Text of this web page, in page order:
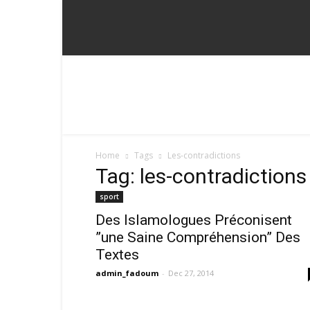
Home Tags Les-contradictions
Tag: les-contradictions
sport
Des Islamologues Préconisent
”une Saine Compréhension” Des
Textes
admin_fadoum - Dec 27, 2014